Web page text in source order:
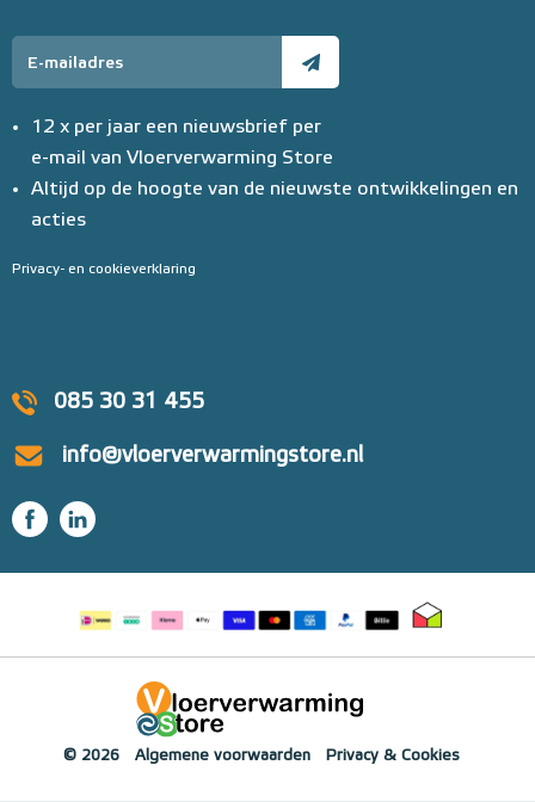
085 30 31 455
info@vloerverwarmingstore.nl
12 x per jaar een nieuwsbrief per
e-mail van Vloerverwarming Store
Altijd op de hoogte van de nieuwste ontwikkelingen en
acties
Privacy- en cookieverklaring
© 2026 Algemene voorwaarden Privacy & Cookies